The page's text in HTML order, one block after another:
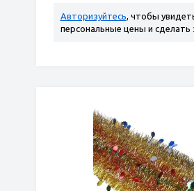
Авторизуйтесь, чтобы
персональные цены и сделать